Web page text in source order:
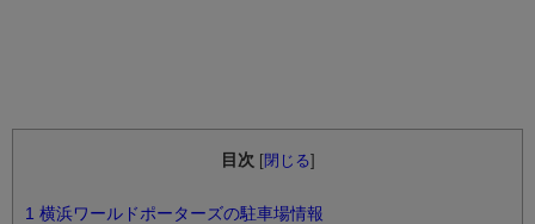
目次 閉じる
1 横浜ワールドポーターズの駐車場情報